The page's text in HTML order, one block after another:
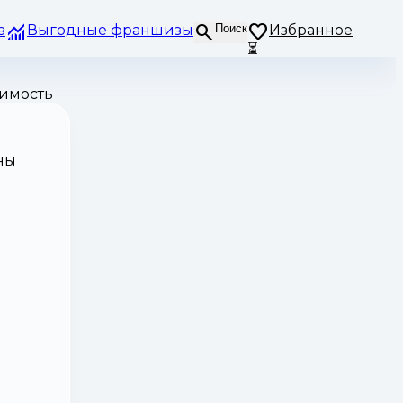
Выгодные франшизы Поиск
Избранное
⏳